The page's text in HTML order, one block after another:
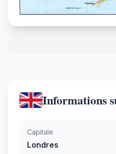
Informations
Capitale
Londres